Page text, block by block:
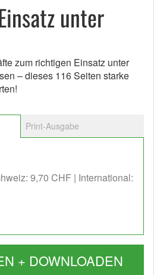
unter
zum richtigen Einsatz unter
– dieses 116 Seiten starke
Print-Ausgabe
9,70 CHF International:
+ DOWNLOADEN